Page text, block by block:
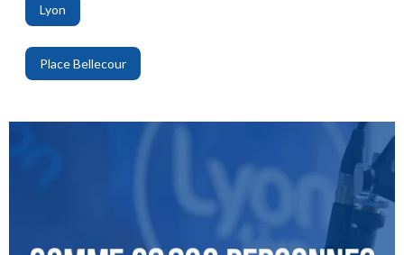
Lyon
,
Place Bellecour